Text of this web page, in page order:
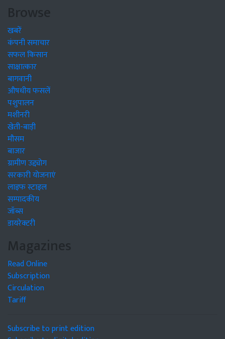
Browse
खबरें
कंपनी समाचार
सफल किसान
साक्षात्कार
बागवानी
औषधीय फसलें
पशुपालन
मशीनरी
खेती-बाड़ी
मौसम
बाजार
ग्रामीण उद्द्योग
सरकारी योजनाएं
लाइफ स्टाइल
सम्पादकीय
जॉब्स
डायरेक्टरी
Magazines
Read Online
Subscription
Circulation
Tariff
Subscribe to print edition